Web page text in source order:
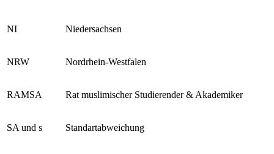
NI Niedersachsen
NRW Nordrhein-Westfalen
RAMSA Rat muslimischer Studierender & Akademiker
SA und s Standartabweichung